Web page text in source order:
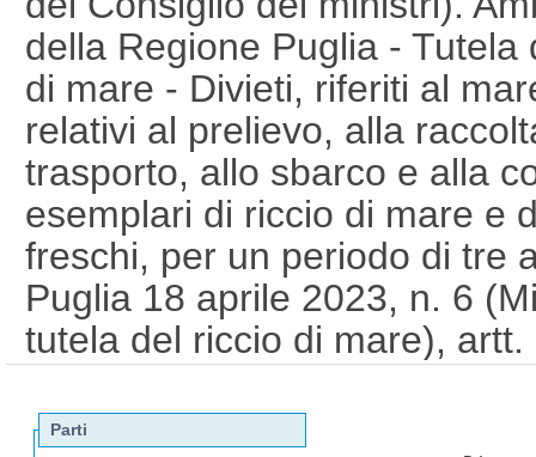
della Regione Puglia -
di mare - Divieti, riferiti al
relativi al prelievo, alla
trasporto, allo sbarco e alla
esemplari di riccio di mare e
freschi, per un periodo di tre
Puglia 18 aprile 2023, n. 6
tutela del riccio di mare),